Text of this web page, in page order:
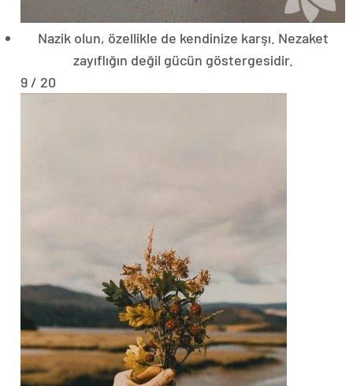
Nazik olun, özellikle de kendinize karşı. Nezaket
zayıflığın değil gücün göstergesidir.
9 / 20